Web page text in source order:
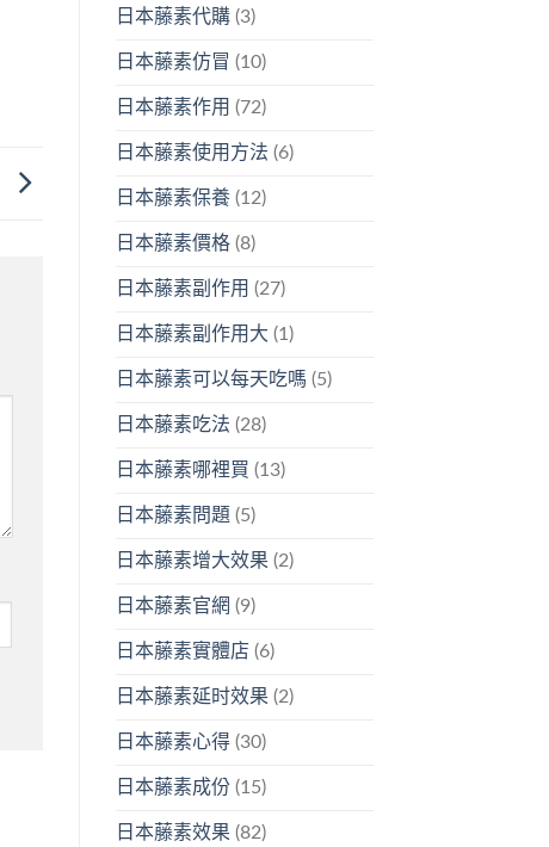
日本藤素代購(3)
日本藤素仿冒 (10)
日本藤素作用 (72)
日本藤素使用方法 (6)
日本藤素保養(12)
日本藤素價格(8)
日本藤素副作用 (27)
日本藤素副作用大 (1)
日本藤素可以每天吃嗎 (5)
日本藤素吃法 (28)
日本藤素哪裡買 (13)
日本藤素問題 (5)
日本藤素增大效果 (2)
日本藤素官網 (9)
日本藤素實體店 (6)
日本藤素延时效果 (2)
日本藤素心得(30)
日本藤素成份(15)
日本藤素效果 (82)